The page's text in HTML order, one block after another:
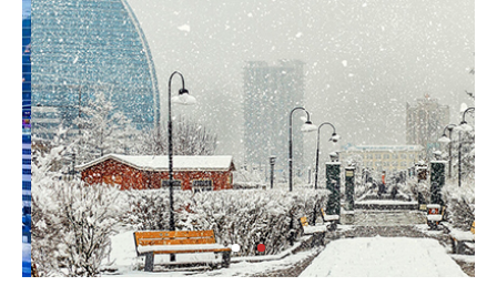
Бамбай хоншоорт могойд хатгуулахаас
сэрэмжлээрэй
Ц.Идэрбат: Мал эмнэлгийн салбарын өрсөлдөх
чадварыг нэмэгдүүлэхийн тулд 10 чиглэлээр
20 арга хэмжээ хэрэгжүүлнэ